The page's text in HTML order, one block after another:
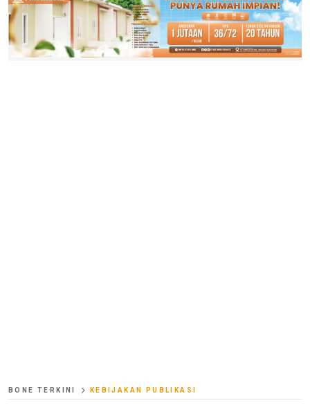
BONE TERKINI KEBIJAKAN PUBLIKASI